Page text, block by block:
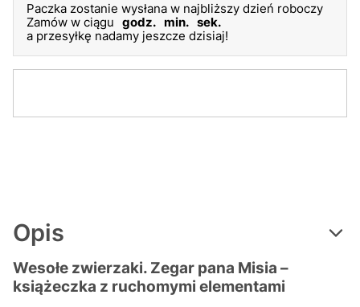
Paczka zostanie wysłana w najbliższy dzień roboczy
Zamów w ciągu godz. min. sek.
a przesyłkę nadamy jeszcze dzisiaj!
Opis
Wesołe zwierzaki. Zegar pana Misia –
książeczka z ruchomymi elementami